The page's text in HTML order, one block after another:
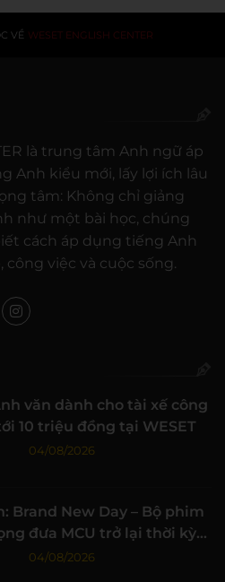
VỀ WESET ENGLISH CENTER
là trung tâm Anh ngữ áp
Anh kiểu mới, lấy lợi ích lâu
tâm: Không chỉ giảng
như một bài học, chúng
cách áp dụng tiếng Anh
việc và cuộc sống.
văn dành cho tài xế công
10 triệu đồng tại WESET
04/08/2026
Brand New Day – Bộ phim
đưa MCU trở lại thời kỳ
đỉnh cao
04/08/2026